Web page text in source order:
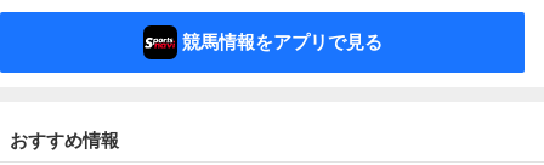
競馬情報をアプリで見る
おすすめ情報